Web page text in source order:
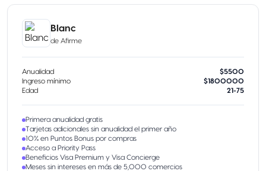
Blanc
de Afirme
Anualidad
$5500
Ingreso mínimo
$1800000
Edad
21-75
Primera anualidad gratis
Tarjetas adicionales sin anualidad el primer año
10% en Puntos Bonus por compras
Acceso a Priority Pass
Beneficios Visa Premium y Visa Concierge
Meses sin intereses en más de 5,000 comercios